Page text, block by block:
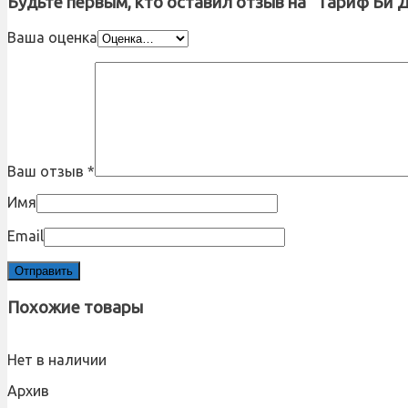
Ваша оценка
Ваш отзыв *
Имя
Email
Похожие товары
Нет в наличии
Архив